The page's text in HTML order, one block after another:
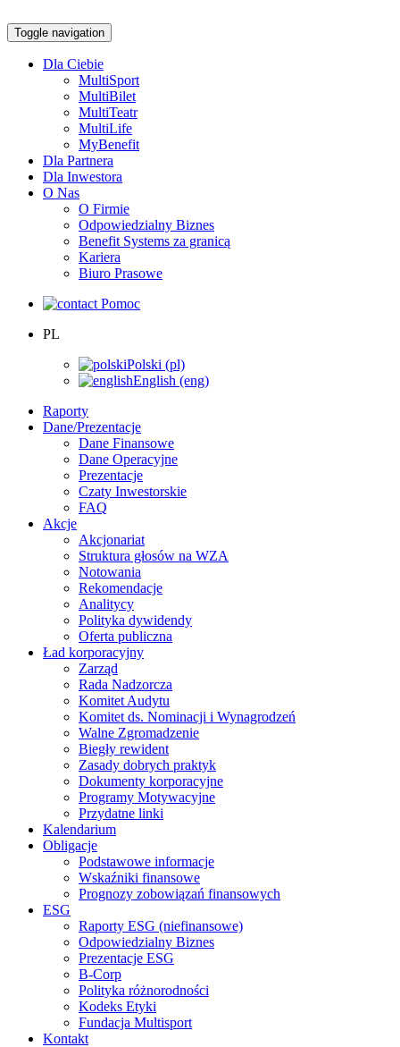
Toggle navigation
Dla Ciebie
MultiSport
MultiBilet
MultiTeatr
MultiLife
MyBenefit
Dla Partnera
Dla Inwestora
O Nas
O Firmie
Odpowiedzialny Biznes
Benefit Systems za granicą
Kariera
Biuro Prasowe
Pomoc
PL
Polski (pl)
English (eng)
Raporty
Dane/Prezentacje
Dane Finansowe
Dane Operacyjne
Prezentacje
Czaty Inwestorskie
FAQ
Akcje
Akcjonariat
Struktura głosów na WZA
Notowania
Rekomendacje
Analitycy
Polityka dywidendy
Oferta publiczna
Ład korporacyjny
Zarząd
Rada Nadzorcza
Komitet Audytu
Komitet ds. Nominacji i Wynagrodzeń
Walne Zgromadzenie
Biegły rewident
Zasady dobrych praktyk
Dokumenty korporacyjne
Programy Motywacyjne
Przydatne linki
Kalendarium
Obligacje
Podstawowe informacje
Wskaźniki finansowe
Prognozy zobowiązań finansowych
ESG
Raporty ESG (niefinansowe)
Odpowiedzialny Biznes
Prezentacje ESG
B-Corp
Polityka różnorodności
Kodeks Etyki
Fundacja Multisport
Kontakt